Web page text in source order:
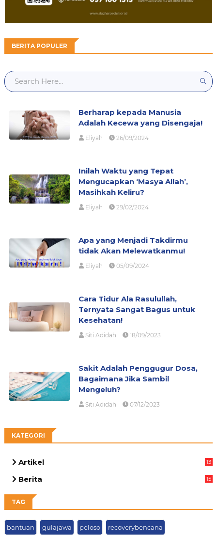
BERITA POPULER
Berharap kepada Manusia
Adalah Kecewa yang Disengaja!
Eliyah 26/09/2024
Inilah Waktu yang Tepat
Mengucapkan ‘Masya Allah’,
Masihkah Keliru?
Eliyah 29/02/2024
Apa yang Menjadi Takdirmu
tidak Akan Melewatkanmu!
Eliyah 05/09/2024
Cara Tidur Ala Rasulullah,
Ternyata Sangat Bagus untuk
Kesehatan!
Siti Adidah 18/09/2023
Sakit Adalah Penggugur Dosa,
Bagaimana Jika Sambil
Mengeluh?
Siti Adidah 07/12/2023
KATEGORI
Artikel
13
Berita
15
TAG
bantuan gulajawa peloso recoverybencana